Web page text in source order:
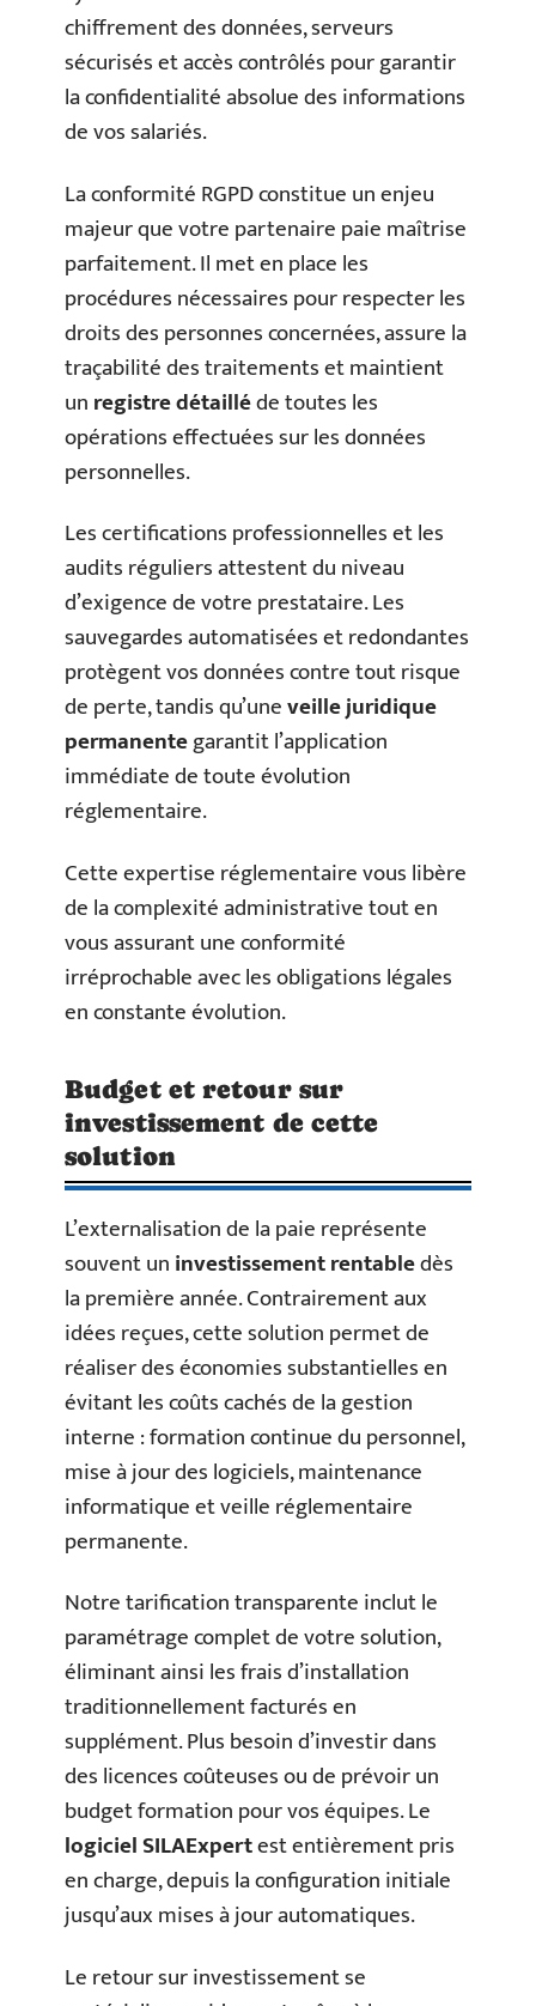
chiffrement des données, serveurs
sécurisés et accès contrôlés pour garantir
la confidentialité absolue des informations
de vos salariés.
La conformité RGPD constitue un enjeu
majeur que votre partenaire paie maîtrise
parfaitement. Il met en place les
procédures nécessaires pour respecter les
droits des personnes concernées, assure la
traçabilité des traitements et maintient
unregistre détailléde toutes les
opérations effectuées sur les données
personnelles.
Les certifications professionnelles et les
audits réguliers attestent du niveau
d’exigence de votre prestataire. Les
sauvegardes automatisées et redondantes
protègent vos données contre tout risque
de perte, tandis qu’uneveille juridique
permanentegarantit l’application
immédiate de toute évolution
réglementaire.
Cette expertise réglementaire vous libère
de la complexité administrative tout en
vous assurant une conformité
irréprochable avec les obligations légales
en constante évolution.
Budget et retour sur
investissement de cette
solution
L’externalisation de la paie représente
souvent uninvestissement rentabledès
la première année. Contrairement aux
idées reçues, cette solution permet de
réaliser des économies substantielles en
évitant les coûts cachés de la gestion
interne : formation continue du personnel,
mise à jour des logiciels, maintenance
informatique et veille réglementaire
permanente.
Notre tarification transparente inclut le
paramétrage complet de votre solution,
éliminant ainsi les frais d’installation
traditionnellement facturés en
supplément. Plus besoin d’investir dans
des licences coûteuses ou de prévoir un
budget formation pour vos équipes. Le
logiciel SILAExpertest entièrement pris
en charge, depuis la configuration initiale
jusqu’aux mises à jour automatiques.
Le retour sur investissement se